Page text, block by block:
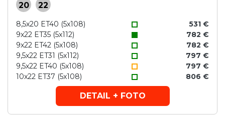
20 22
8,5x20 ET40 (5x108)
531 €
9x22 ET35 (5x112)
782 €
9x22 ET42 (5x108)
782 €
9,5x22 ET31 (5x112)
797 €
9,5x22 ET40 (5x108)
797 €
10x22 ET37 (5x108)
806 €
DETAIL + FOTO